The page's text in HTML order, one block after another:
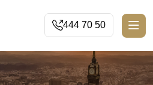
444 70 50